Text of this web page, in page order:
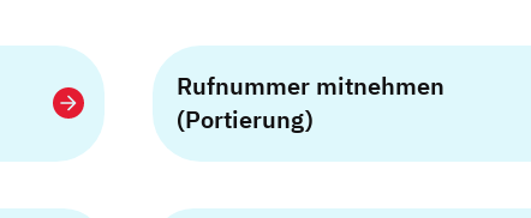
Rufnummer mitnehmen
(Portierung)